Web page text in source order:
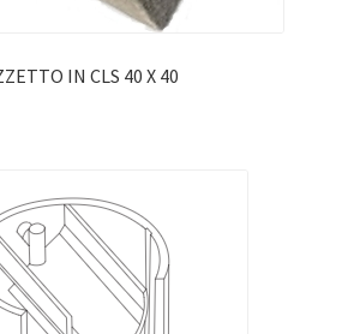
IN CLS 40 X 40